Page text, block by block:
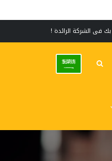
بك فى الشركة الرائدة !